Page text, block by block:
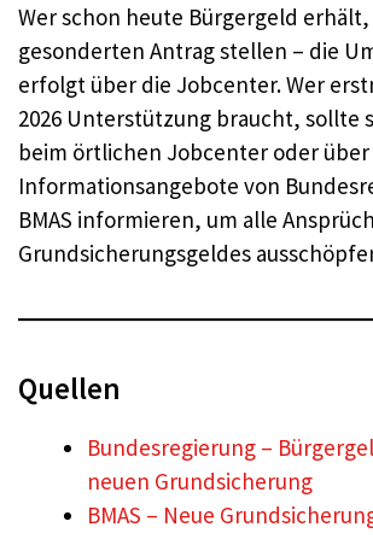
Wer schon heute Bürgergeld
gesonderten Antrag stellen – die
erfolgt über die Jobcenter. Wer
2026 Unterstützung braucht, sollte
beim örtlichen Jobcenter oder über
Informationsangebote von
BMAS informieren, um alle
Grundsicherungsgeldes
Quellen
Bundesregierung –
neuen Grundsicherung
BMAS – Neue